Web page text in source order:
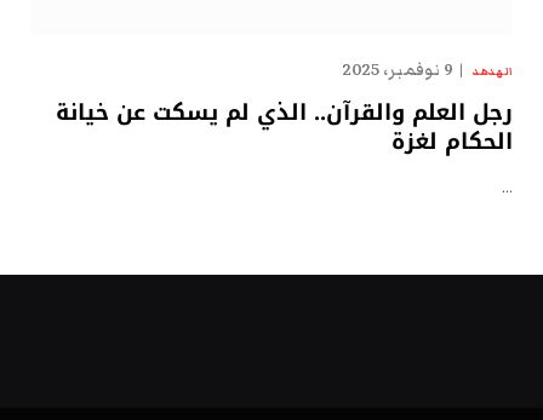
الهدهد 9 نوفمبر، 2025
رجل العلم والقرآن.. الذي لم يسكت عن خيانة
الحكام لغزة
…